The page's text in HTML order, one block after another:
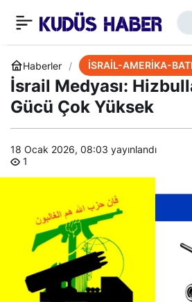
Haberler İSRAİL-AMERİKA-BATI
İsrail Medyası:
Gücü Çok Yüksek
18 Ocak 2026, 08:03 yayınlandı
1
Lapid: Yerleşimciler
Dönmezse Siyonizm
Çöker
+